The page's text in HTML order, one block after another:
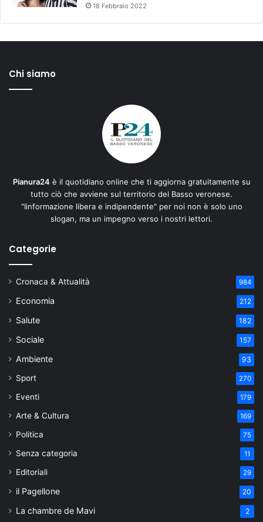
18 Febbraio 2022
Chi siamo
Pianura24 è il quotidiano online che ti aggiorna gratuitamente su
tutto ciò che avviene sul territorio del Basso veronese.
"Iinformazione libera e indipendente" per noi non è solo uno
slogan, ma un impegno verso i nostri lettori.
Categorie
Cronaca & Attualità 984
Economia 212
Salute 182
Sociale 157
Ambiente 93
Sport 270
Eventi 179
Arte & Cultura 169
Politica 75
Senza categoria 11
Editoriali 29
il Pagellone 20
La chambre de Mavi 2